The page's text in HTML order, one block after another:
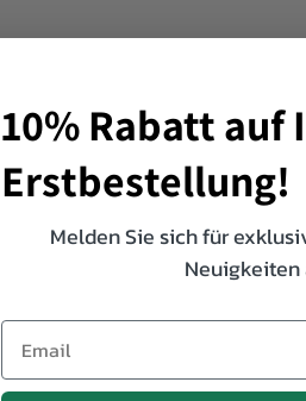
10% Rabatt auf
Erstbestellung!
Melden Sie sich für
Neuigkeiten
Email